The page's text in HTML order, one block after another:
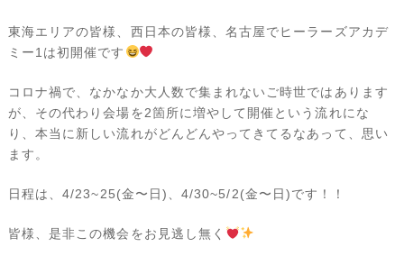
東海エリアの皆様、西日本の皆様、名古屋でヒーラーズアカデ
ミー1は初開催です
コロナ禍で、なかなか大人数で集まれないご時世ではあります
が、その代わり会場を2箇所に増やして開催という流れにな
り、本当に新しい流れがどんどんやってきてるなあって、思い
ます。
日程は、4/23~25(金〜日)、4/30~5/2(金〜日)です！！
皆様、是非この機会をお見逃し無く